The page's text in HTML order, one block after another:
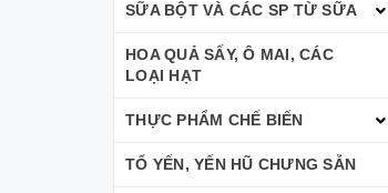
SỮA BỘT VÀ CÁC SP TỪ SỮA
HOA QUẢ SẤY, Ô MAI, CÁC
LOẠI HẠT
THỰC PHẨM CHẾ BIẾN
TỔ YẾN, YẾN HŨ CHƯNG SẴN